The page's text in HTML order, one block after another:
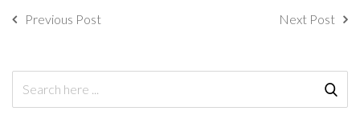
Previous Post Next Post